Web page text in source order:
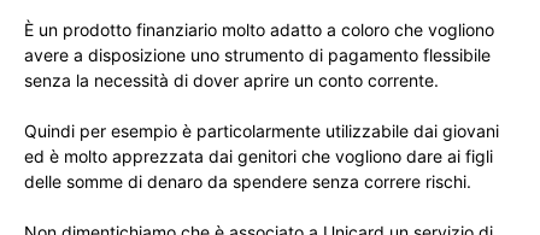
È un prodotto finanziario molto adatto a coloro che vogliono
avere a disposizione uno strumento di pagamento flessibile
senza la necessità di dover aprire un conto corrente.
Quindi per esempio è particolarmente utilizzabile dai giovani
ed è molto apprezzata dai genitori che vogliono dare ai figli
delle somme di denaro da spendere senza correre rischi.